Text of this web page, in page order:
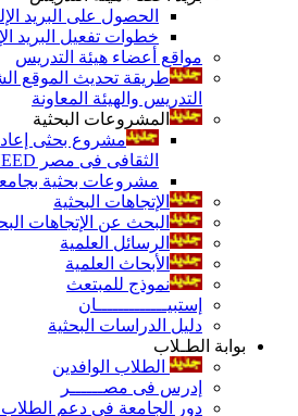
الحصول على البريد
خطوات تفعيل البريد
مواقع أعضاء هيئة التدريس
طريقة تحديث الموقع
التدريس والهيئة المعاونة
المشروعات البحثية
مشروع بحثى
الثقافى فى مصر REHEED
مشروعات بحثية
الإتجاهات البحثية
البحث عن الإتجاهات
الرسائل العلمية
الأبحاث العلمية
نموذج للمبتعث
إستبيـــــــــــــان
دليل الدراسات البحثية
بوابة الطـلاب
الطلاب الوافدين
إدرس فى مصــــــر
دور الجامعة فى دعم